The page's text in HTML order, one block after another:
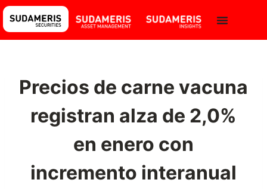
Precios de carne vacuna
registran alza de 2,0%
en enero con
incremento interanual